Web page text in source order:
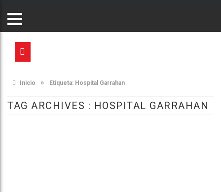
Inicio » Etiqueta: Hospital Garrahan
TAG ARCHIVES : HOSPITAL GARRAHAN